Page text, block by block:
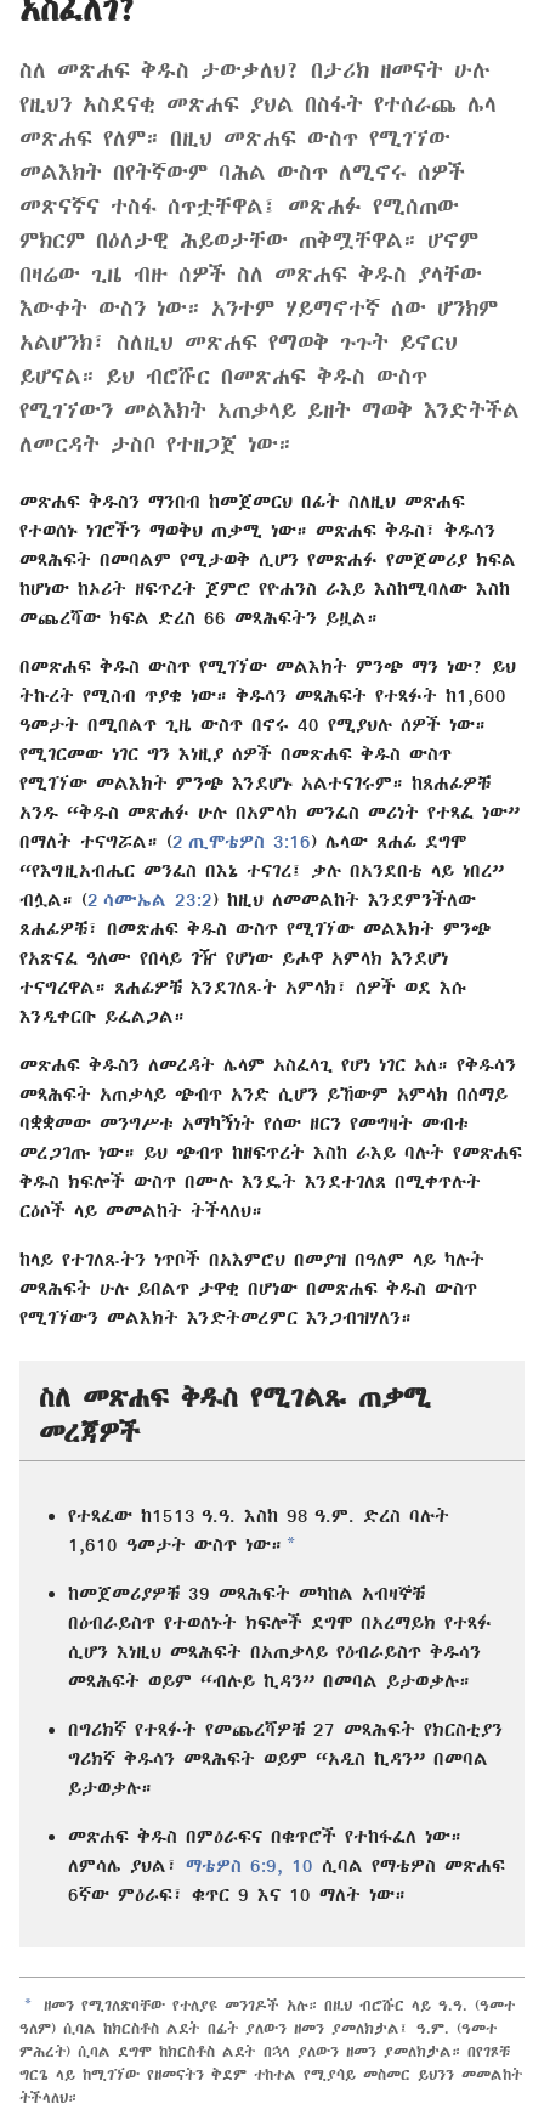
አስፈለገ?
ስለ መጽሐፍ ቅዱስ ታውቃለህ? በታሪክ ዘመናት ሁሉ
የዚህን አስደናቂ መጽሐፍ ያህል በስፋት የተሰራጨ ሌላ
መጽሐፍ የለም። በዚህ መጽሐፍ ውስጥ የሚገኘው
መልእክት በየትኛውም ባሕል ውስጥ ለሚኖሩ ሰዎች
መጽናኛና ተስፋ ሰጥቷቸዋል፤ መጽሐፉ የሚሰጠው
ምክርም በዕለታዊ ሕይወታቸው ጠቅሟቸዋል። ሆኖም
በዛሬው ጊዜ ብዙ ሰዎች ስለ መጽሐፍ ቅዱስ ያላቸው
እውቀት ውስን ነው። አንተም ሃይማኖተኛ ሰው ሆንክም
አልሆንክ፣ ስለዚህ መጽሐፍ የማወቅ ጉጉት ይኖርህ
ይሆናል። ይህ ብሮሹር በመጽሐፍ ቅዱስ ውስጥ
የሚገኘውን መልእክት አጠቃላይ ይዘት ማወቅ እንድትችል
ለመርዳት ታስቦ የተዘጋጀ ነው።
መጽሐፍ ቅዱስን ማንበብ ከመጀመርህ በፊት ስለዚህ መጽሐፍ
የተወሰኑ ነገሮችን ማወቅህ ጠቃሚ ነው። መጽሐፍ ቅዱስ፣ ቅዱሳን
መጻሕፍት በመባልም የሚታወቅ ሲሆን የመጽሐፉ የመጀመሪያ ክፍል
ከሆነው ከኦሪት ዘፍጥረት ጀምሮ የዮሐንስ ራእይ እስከሚባለው እስከ
መጨረሻው ክፍል ድረስ 66 መጻሕፍትን ይዟል።
በመጽሐፍ ቅዱስ ውስጥ የሚገኘው መልእክት ምንጭ ማን ነው? ይህ
ትኩረት የሚስብ ጥያቄ ነው። ቅዱሳን መጻሕፍት የተጻፉት ከ1,600
ዓመታት በሚበልጥ ጊዜ ውስጥ በኖሩ 40 የሚያህሉ ሰዎች ነው።
የሚገርመው ነገር ግን እነዚያ ሰዎች በመጽሐፍ ቅዱስ ውስጥ
የሚገኘው መልእክት ምንጭ እንደሆኑ አልተናገሩም። ከጸሐፊዎቹ
አንዱ “ቅዱስ መጽሐፉ ሁሉ በአምላክ መንፈስ መሪነት የተጻፈ ነው”
በማለት ተናግሯል። (2 ጢሞቴዎስ 3:16) ሌላው ጸሐፊ ደግሞ
“የእግዚአብሔር መንፈስ በእኔ ተናገረ፤ ቃሉ በአንደበቴ ላይ ነበረ”
ብሏል። (2 ሳሙኤል 23:2) ከዚህ ለመመልከት እንደምንችለው
ጸሐፊዎቹ፣ በመጽሐፍ ቅዱስ ውስጥ የሚገኘው መልእክት ምንጭ
የአጽናፈ ዓለሙ የበላይ ገዥ የሆነው ይሖዋ አምላክ እንደሆነ
ተናግረዋል። ጸሐፊዎቹ እንደገለጹት አምላክ፣ ሰዎች ወደ እሱ
እንዲቀርቡ ይፈልጋል።
መጽሐፍ ቅዱስን ለመረዳት ሌላም አስፈላጊ የሆነ ነገር አለ። የቅዱሳን
መጻሕፍት አጠቃላይ ጭብጥ አንድ ሲሆን ይኸውም አምላክ በሰማይ
ባቋቋመው መንግሥቱ አማካኝነት የሰው ዘርን የመግዛት መብቱ
መረጋገጡ ነው። ይህ ጭብጥ ከዘፍጥረት እስከ ራእይ ባሉት የመጽሐፍ
ቅዱስ ክፍሎች ውስጥ በሙሉ እንዴት እንደተገለጸ በሚቀጥሉት
ርዕሶች ላይ መመልከት ትችላለህ።
ከላይ የተገለጹትን ነጥቦች በአእምሮህ በመያዝ በዓለም ላይ ካሉት
መጻሕፍት ሁሉ ይበልጥ ታዋቂ በሆነው በመጽሐፍ ቅዱስ ውስጥ
የሚገኘውን መልእክት እንድትመረምር እንጋብዝሃለን።
ስለ መጽሐፍ ቅዱስ የሚገልጹ ጠቃሚ
መረጃዎች
የተጻፈው ከ1513 ዓ.ዓ. እስከ 98 ዓ.ም. ድረስ ባሉት
1,610 ዓመታት ውስጥ ነው። a
ከመጀመሪያዎቹ 39 መጻሕፍት መካከል አብዛኞቹ
በዕብራይስጥ የተወሰኑት ክፍሎች ደግሞ በአረማይክ የተጻፉ
ሲሆን እነዚህ መጻሕፍት በአጠቃላይ የዕብራይስጥ ቅዱሳን
መጻሕፍት ወይም “ብሉይ ኪዳን” በመባል ይታወቃሉ።
በግሪክኛ የተጻፉት የመጨረሻዎቹ 27 መጻሕፍት የክርስቲያን
ግሪክኛ ቅዱሳን መጻሕፍት ወይም “አዲስ ኪዳን” በመባል
ይታወቃሉ።
መጽሐፍ ቅዱስ በምዕራፍና በቁጥሮች የተከፋፈለ ነው።
ለምሳሌ ያህል፣ ማቴዎስ 6:9, 10 ሲባል የማቴዎስ መጽሐፍ
6ኛው ምዕራፍ፣ ቁጥር 9 እና 10 ማለት ነው።
a
ዘመን የሚገለጽባቸው የተለያዩ መንገዶች አሉ። በዚህ ብሮሹር ላይ ዓ.ዓ. (ዓመተ
ዓለም) ሲባል ከክርስቶስ ልደት በፊት ያለውን ዘመን ያመለክታል፤ ዓ.ም. (ዓመተ
ምሕረት) ሲባል ደግሞ ከክርስቶስ ልደት በኋላ ያለውን ዘመን ያመለክታል። በየገጾቹ
ግርጌ ላይ ከሚገኘው የዘመናትን ቅደም ተከተል የሚያሳይ መስመር ይህንን መመልከት
ትችላለህ።